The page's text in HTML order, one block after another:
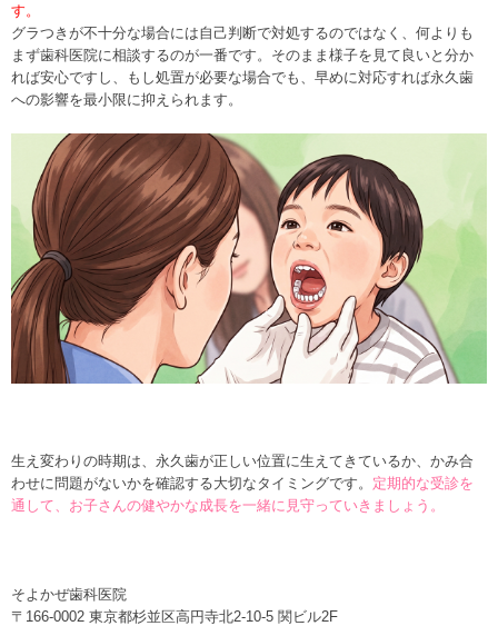
す。
グラつきが不十分な場合には自己判断で対処するのではなく、何よりも
まず歯科医院に相談するのが一番です。そのまま様子を見て良いと分か
れば安心ですし、もし処置が必要な場合でも、早めに対応すれば永久歯
への影響を最小限に抑えられます。
生え変わりの時期は、永久歯が正しい位置に生えてきているか、かみ合
わせに問題がないかを確認する大切なタイミングです。 定期的な受診を
通して、お子さんの健やかな成長を一緒に見守っていきましょう。
そよかぜ歯科医院
〒166-0002 東京都杉並区高円寺北2-10-5 関ビル2F